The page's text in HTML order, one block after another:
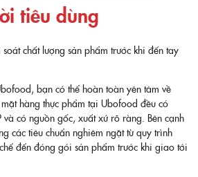
tiêu dùng
chất lượng sản phẩm trước khi đến tay
bạn có thể hoàn toàn yên tâm về
hàng thực phẩm tại Ubofood đều có
và có nguồn gốc, xuất xứ rõ ràng. Bên cạnh
các tiêu chuẩn nghiêm ngặt từ quy trình
đến đóng gói sản phẩm trước khi giao tới